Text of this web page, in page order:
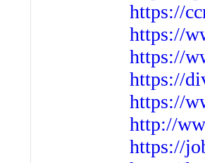
https://
https://
https://
https://
https://
http://
https://